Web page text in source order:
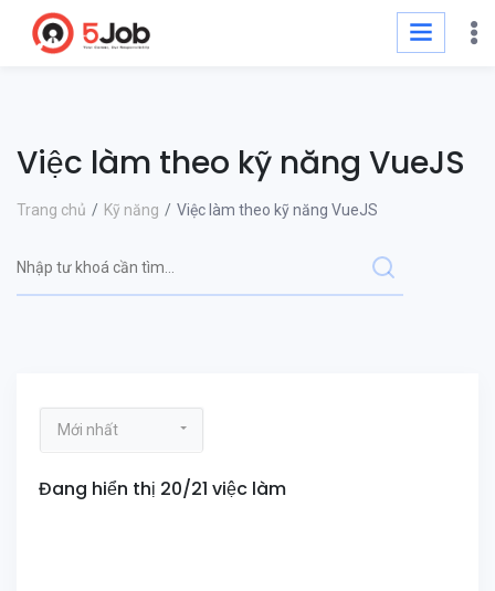
Việc làm theo kỹ năng VueJS
Trang chủ Kỹ năng Việc làm theo kỹ năng VueJS
Mới nhất
Đang hiển thị 20/21 việc làm